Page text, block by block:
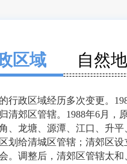
区域 自然
行政区域经历多次变更。
清郊区管辖。1988年6月，
、龙塘、源潭、江口、升
划给清城区管辖；清郊区
。调整后，清郊区管辖太